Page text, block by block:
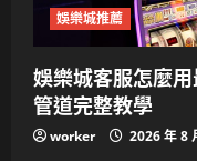
娛樂城推薦
娛樂城客服怎麼
管道完整教學
worker 2026 年 8